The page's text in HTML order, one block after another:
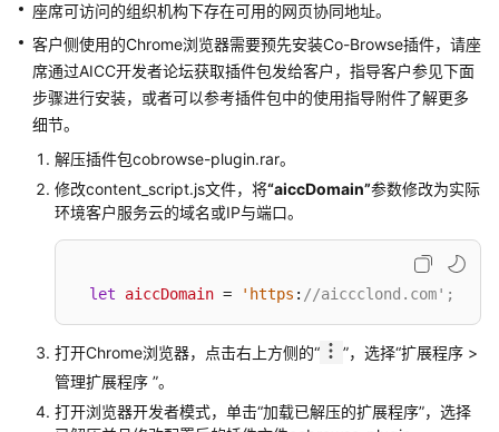
用
户
指
南
云
制
台
南
租
管
座席可访问的组织机构下存在可用的网页协同地址。
客户侧使用的Chrome浏览器需要预先安装Co-Browse插件，请座
席通过AICC开发者论坛获取插件包发给客户，指导客户参见下面
步骤进行安装，或者可以参考插件包中的使用指导附件了解更多
细节。
解压插件包cobrowse-plugin.rar。
修改content_script.js文件，将“aiccDomain”参数修改为实际
环境客户服务云的域名或IP与端口。
let aiccDomain = 'https : //aiccclond.com';
打开Chrome浏览器，点击右上方侧的“ ”，选择“扩展程序 >
管理扩展程序 ”。
打开浏览器开发者模式，单击“加载已解压的扩展程序”，选择